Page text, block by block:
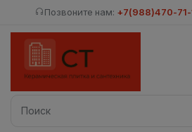
Позвоните нам: +7(988)470-71-